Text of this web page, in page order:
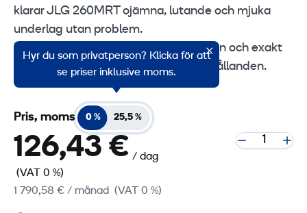
klarar JLG 260MRT ojämna, lutande och mjuka
underlag utan problem.
Den hydrostatiska drivningen ger jämn och exakt
manövrering även i svåra terrängförhållanden.
Hyr du som privatperson? Klicka för att
se priser inklusive moms.
Pris, moms 0 % 25,5 %
126,43 € / dag
(VAT 0 %)
1 790,58 € / månad (VAT 0 %)